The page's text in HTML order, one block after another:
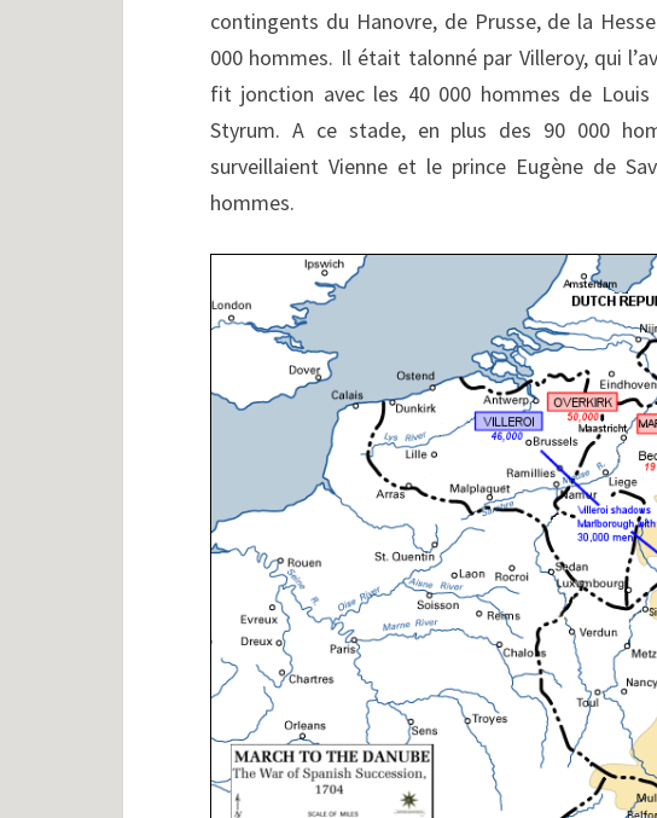
contingents du Hanovre, de Prusse, de la
000 hommes. Il était talonné par Villeroy, qui
fit jonction avec les 40 000 hommes de
Styrum. A ce stade, en plus des 90 000
surveillaient Vienne et le prince Eugène de
hommes.